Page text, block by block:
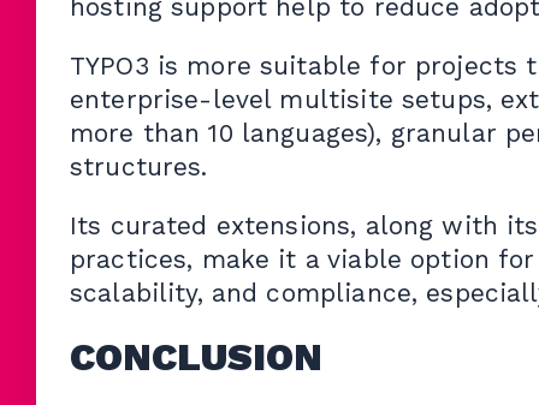
hosting support help to reduce
TYPO3 is more suitable for projects
enterprise-level multisite setups,
more than 10 languages), granular
structures.
Its curated extensions, along with
practices, make it a viable option
scalability, and compliance,
CONCLUSION